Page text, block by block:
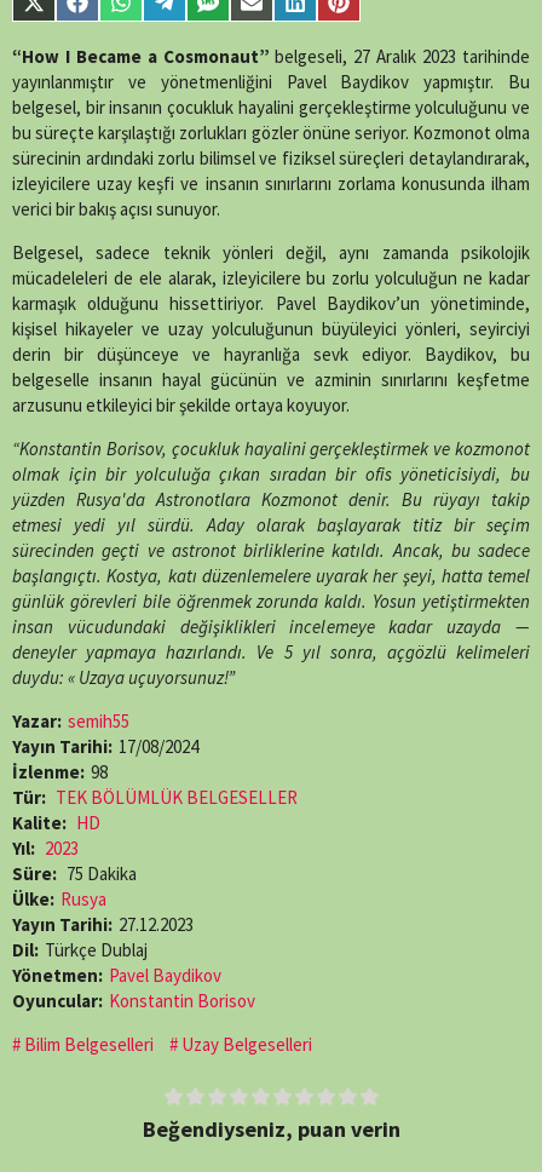
Share
on
X
(Twitter)
Share
on
Facebook
Share
on
WhatsApp
Share
on
Telegram
Share
on
SMS
Share
on
Email
Share
on
LinkedIn
Share
on
Pinterest
“How I Became a Cosmonaut” belgeseli, 27 Aralık 2023 tarihinde
yayınlanmıştır ve yönetmenliğini Pavel Baydikov yapmıştır. Bu
belgesel, bir insanın çocukluk hayalini gerçekleştirme yolculuğunu ve
bu süreçte karşılaştığı zorlukları gözler önüne seriyor. Kozmonot olma
sürecinin ardındaki zorlu bilimsel ve fiziksel süreçleri detaylandırarak,
izleyicilere uzay keşfi ve insanın sınırlarını zorlama konusunda ilham
verici bir bakış açısı sunuyor.
Belgesel, sadece teknik yönleri değil, aynı zamanda psikolojik
mücadeleleri de ele alarak, izleyicilere bu zorlu yolculuğun ne kadar
karmaşık olduğunu hissettiriyor. Pavel Baydikov’un yönetiminde,
kişisel hikayeler ve uzay yolculuğunun büyüleyici yönleri, seyirciyi
derin bir düşünceye ve hayranlığa sevk ediyor. Baydikov, bu
belgeselle insanın hayal gücünün ve azminin sınırlarını keşfetme
arzusunu etkileyici bir şekilde ortaya koyuyor.
“Konstantin Borisov, çocukluk hayalini gerçekleştirmek ve kozmonot
olmak için bir yolculuğa çıkan sıradan bir ofis yöneticisiydi, bu
yüzden Rusya'da Astronotlara Kozmonot denir. Bu rüyayı takip
etmesi yedi yıl sürdü. Aday olarak başlayarak titiz bir seçim
sürecinden geçti ve astronot birliklerine katıldı. Ancak, bu sadece
başlangıçtı. Kostya, katı düzenlemelere uyarak her şeyi, hatta temel
günlük görevleri bile öğrenmek zorunda kaldı. Yosun yetiştirmekten
insan vücudundaki değişiklikleri incelemeye kadar uzayda —
deneyler yapmaya hazırlandı. Ve 5 yıl sonra, açgözlü kelimeleri
duydu: « Uzaya uçuyorsunuz!”
Yazar: semih55
Yayın Tarihi: 17/08/2024
İzlenme: 98
Tür: TEK BÖLÜMLÜK BELGESELLER
Kalite: HD
Yıl: 2023
Süre: 75 Dakika
Ülke: Rusya
Yayın Tarihi: 27.12.2023
Dil: Türkçe Dublaj
Yönetmen: Pavel Baydikov
Oyuncular: Konstantin Borisov
Bilim Belgeselleri
Uzay Belgeselleri
Beğendiyseniz, puan verin